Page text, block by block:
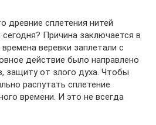
древние сплетения нитей
Причина заключается в
веревки заплетали с
действие было направлено
защиту от злого духа. Чтобы
распутать сплетение
времени. И это не всегда